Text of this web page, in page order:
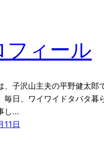
フィール
、子沢山主夫の平野健太郎
毎日、ワイワイドタバタ暮
し…
11日